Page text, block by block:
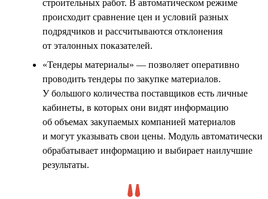
строительных работ. В автоматическом режиме
происходит сравнение цен и условий разных
подрядчиков и рассчитываются отклонения
от эталонных показателей.
«Тендеры материалы» — позволяет оперативно
проводить тендеры по закупке материалов.
У большого количества поставщиков есть личные
кабинеты, в которых они видят информацию
об объемах закупаемых компанией материалов
и могут указывать свои цены. Модуль автоматически
обрабатывает информацию и выбирает наилучшие
результаты.